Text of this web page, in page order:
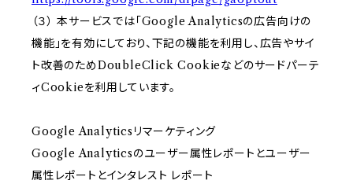
（３） 本サービスでは「Google Analyticsの広告向けの
機能」を有効にしており、下記の機能を利用し、広告やサイ
ト改善のためDoubleClick Cookieなどのサードパーテ
ィCookieを利用しています。
Google Analyticsリマーケティング
Google Analyticsのユーザー属性レポートとユーザー
属性レポートとインタレスト レポート